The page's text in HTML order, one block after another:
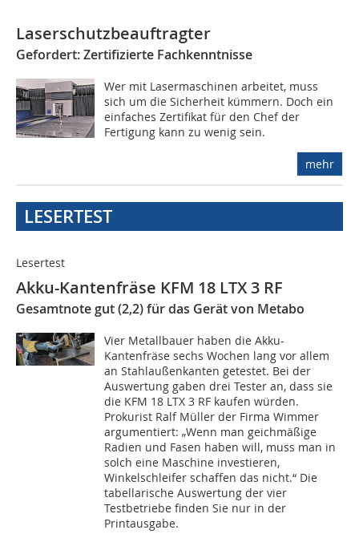
Laserschutzbeauftragter
Gefordert: Zertifizierte Fachkenntnisse
Wer mit Lasermaschinen arbeitet, muss
sich um die Sicherheit kümmern. Doch ein
einfaches Zertifikat für den Chef der
Fertigung kann zu wenig sein.
mehr
LESERTEST
Lesertest
Akku-Kantenfräse KFM 18 LTX 3 RF
Gesamtnote gut (2,2) für das Gerät von Metabo
Vier Metallbauer haben die Akku-
Kantenfräse sechs Wochen lang vor allem
an Stahlaußenkanten getestet. Bei der
Auswertung gaben drei Tester an, dass sie
die KFM 18 LTX 3 RF kaufen würden.
Prokurist Ralf Müller der Firma Wimmer
argumentiert: „Wenn man geichmäßige
Radien und Fasen haben will, muss man in
solch eine Maschine investieren,
Winkelschleifer schaffen das nicht.“ Die
tabellarische Auswertung der vier
Testbetriebe finden Sie nur in der
Printausgabe.